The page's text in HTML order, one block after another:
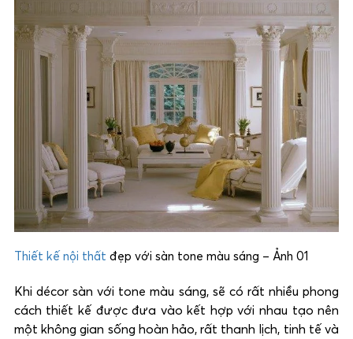
Thiết kế nội thất đẹp với sàn tone màu sáng – Ảnh 01
Khi décor sàn với tone màu sáng, sẽ có rất nhiều phong
cách thiết kế được đưa vào kết hợp với nhau tạo nên
một không gian sống hoàn hảo, rất thanh lịch, tinh tế và